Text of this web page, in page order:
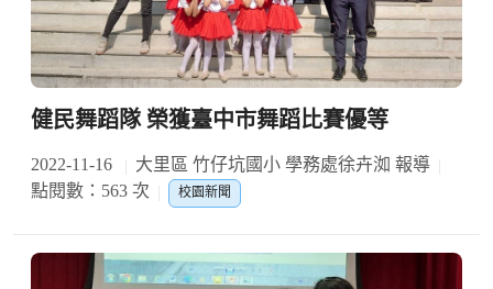
健民舞蹈隊 榮獲臺中市舞蹈比賽優等
2022-11-16
大里區 竹仔坑國小 學務處徐卉洳 報導
點閱數：563 次
校園新聞